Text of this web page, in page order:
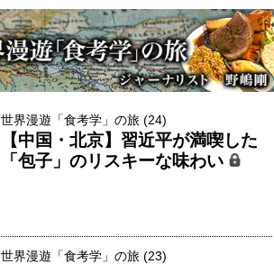
世界漫遊「食考学」の旅 (24)
【中国・北京】習近平が満喫した
「包子」のリスキーな味わい
世界漫遊「食考学」の旅 (23)